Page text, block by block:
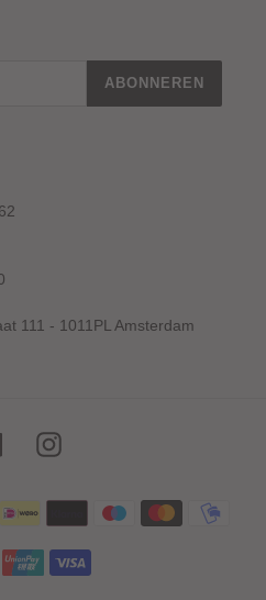
ABONNEREN
111 - 1011PL Amsterdam
FacebookInstagram
Betaalmethoden